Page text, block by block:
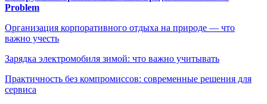
Problem
Организация корпоративного отдыха на природе — что
важно учесть
Зарядка электромобиля зимой: что важно учитывать
Практичность без компромиссов: современные решения для
сервиса